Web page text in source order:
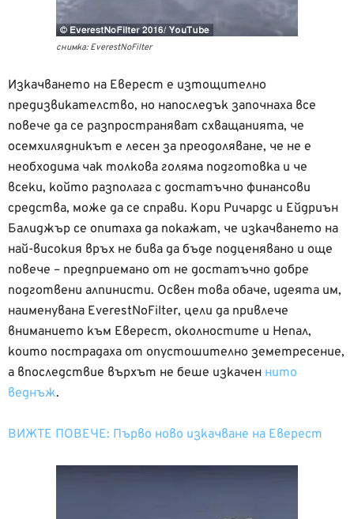
снимка: EverestNoFilter
Изкачването на Еверест е изтощително
предизвикателство, но напоследък започнаха все
повече да се разпространяват схващанията, че
осемхилядникът е лесен за преодоляване, че не е
необходима чак толкова голяма подготовка и че
всеки, който разполага с достатъчно финансови
средства, може да се справи. Кори Ричардс и Ейдриън
Балиджър се опитаха да покажат, че изкачването на
най-високия връх не бива да бъде подценявано и още
повече – предприемано от не достатъчно добре
подготвени алпинисти. Освен това обаче, идеята им,
наименувана EverestNoFilter, цели да привлече
вниманието към Еверест, околностите и Непал,
които пострадаха от опустошително земетресение,
а впоследствие върхът не беше изкачен нито
веднъж.
ВИЖТЕ ПОВЕЧЕ: Първо ново изкачване на Еверест